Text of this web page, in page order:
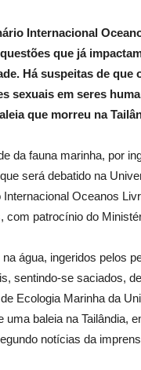
Internacional
que já
Há suspeitas de
sexuais em seres
que morreu na
da fauna marinha, por
será debatido na
Internacional Oceanos
com patrocínio do
na água, ingeridos pelos
sentindo-se saciados,
Ecologia Marinha da
uma baleia na Tailândia,
notícias da